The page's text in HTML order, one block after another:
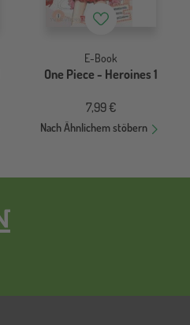
Merkzettel
E-Book
One Piece - Heroines 1
7,99 €
Nach Ähnlichem stöbern